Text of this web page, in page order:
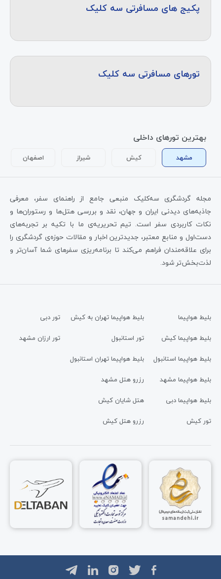
پکیج های مسافرتی سه کلیک
تورهای مسافرتی سه کلیک
بهترین تورهای داخلی
مشهد کیش شیراز اصفهان
مجله گردشگری سه‌کلیک منبعی جامع از راهنمای سفر، معرفی
جاذبه‌های دیدنی ایران و جهان، نقد و بررسی هتل‌ها و رستوران‌ها و
نکات کاربردی سفر است. تیم تحریریه‌ی ما با تکیه بر تجربه‌های
دست‌اول و منابع معتبر، جدیدترین اخبار و مقالات حوزه‌ی گردشگری را
برای علاقه‌مندان فراهم می‌کند تا برنامه‌ریزی سفرهای شما آسان‌تر و
لذت‌بخش‌تر شود.
بلیط هواپیما
بلیط هواپیما کیش
بلیط هواپیما استانبول
بلیط هواپیما مشهد
بلیط هواپیما دبی
تور کیش
بلیط هواپیما تهران به کیش
تور استانبول
بلیط هواپیما تهران استانبول
رزرو هتل مشهد
هتل شایان کیش
رزرو هتل کیش
تور دبی
تور ارزان مشهد